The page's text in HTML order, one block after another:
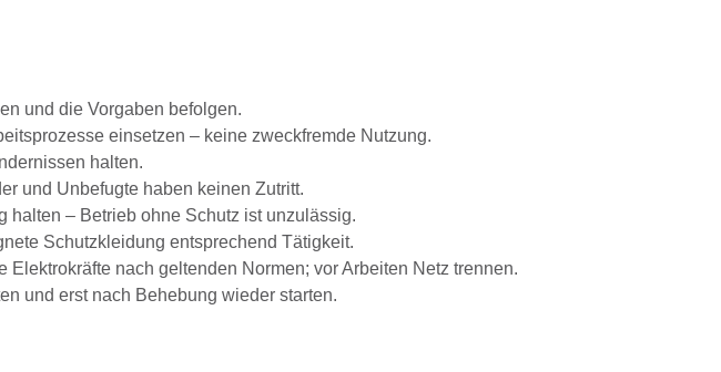
und die Vorgaben befolgen.
einsetzen – keine zweckfremde Nutzung.
halten.
und Unbefugte haben keinen Zutritt.
halten – Betrieb ohne Schutz ist unzulässig.
Schutzkleidung entsprechend Tätigkeit.
nach geltenden Normen; vor Arbeiten Netz trennen.
und erst nach Behebung wieder starten.